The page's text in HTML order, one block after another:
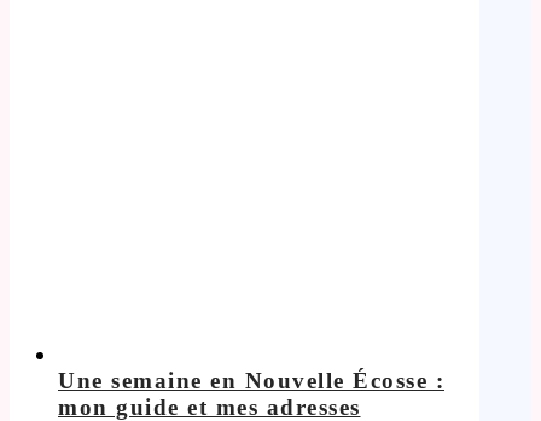
Une semaine en Nouvelle Écosse :
mon guide et mes adresses